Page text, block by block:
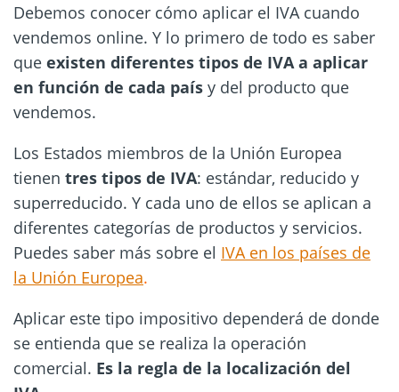
Debemos conocer cómo aplicar el IVA cuando
vendemos online. Y lo primero de todo es saber
que existen diferentes tipos de IVA a aplicar
en función de cada país y del producto que
vendemos.
Los Estados miembros de la Unión Europea
tienen tres tipos de IVA: estándar, reducido y
superreducido. Y cada uno de ellos se aplican a
diferentes categorías de productos y servicios.
Puedes saber más sobre el IVA en los países de
la Unión Europea.
Aplicar este tipo impositivo dependerá de donde
se entienda que se realiza la operación
comercial. Es la regla de la localización del